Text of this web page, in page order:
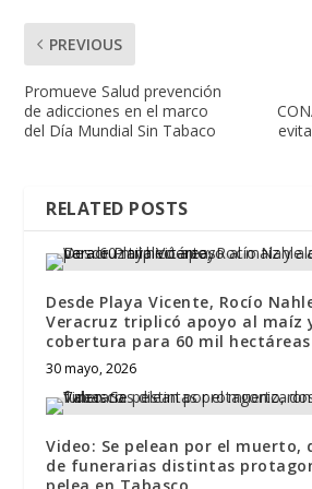
PREVIOUS
Promueve Salud prevención
de adicciones en el marco
del Día Mundial Sin Tabaco
RELATED POSTS
Desde Playa Vicente, Rocío
Veracruz triplicó apoyo al maíz
cobertura para 60 mil hectáreas
30 mayo, 2026
Video: Se pelean por el muerto,
de funerarias distintas
pelea en Tabasco